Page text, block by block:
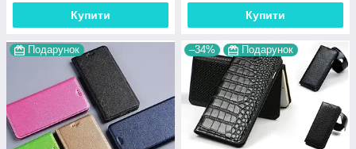
Купити Купити
Подарунок –34% Подарунок